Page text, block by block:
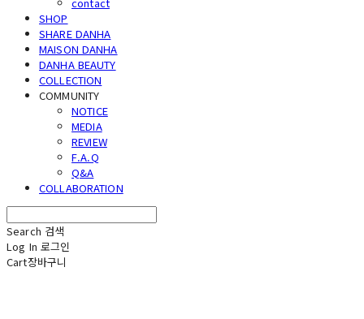
contact
SHOP
SHARE DANHA
MAISON DANHA
DANHA BEAUTY
COLLECTION
COMMUNITY
NOTICE
MEDIA
REVIEW
F.A.Q
Q&A
COLLABORATION
Search 검색
Log In 로그인
Cart장바구니